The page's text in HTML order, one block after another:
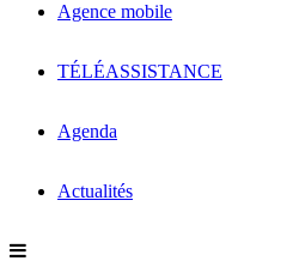
Agence mobile
TÉLÉASSISTANCE
Agenda
Actualités